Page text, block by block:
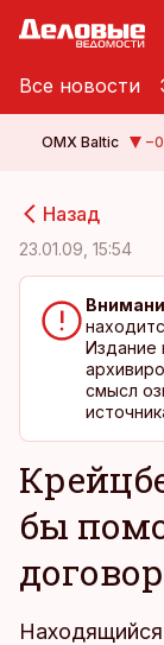
Все новости
OMX Baltic
Назад
23.01.09, 15:54
Издание
смысл
бы
договор